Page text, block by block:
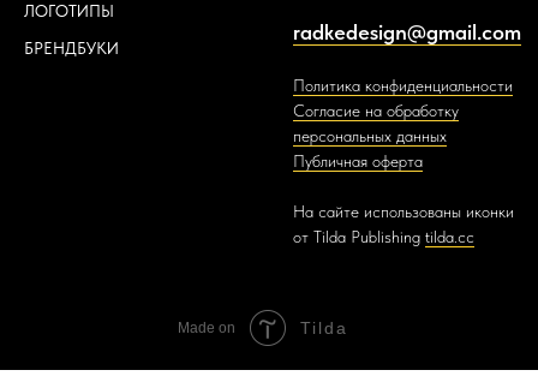
ЛОГОТИПЫ
БРЕНДБУКИ
radkedesign@gmail.com
Политика конфиденциальности
Согласие на обработку
персональных данных
Публичная оферта
На сайте использованы иконки
от Tilda Publishing tilda.cc
Made on Tilda